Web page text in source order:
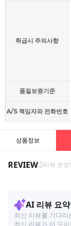
취급시 주의사항
품질보증기준
A/S 책임자와 전화번호
상품정보